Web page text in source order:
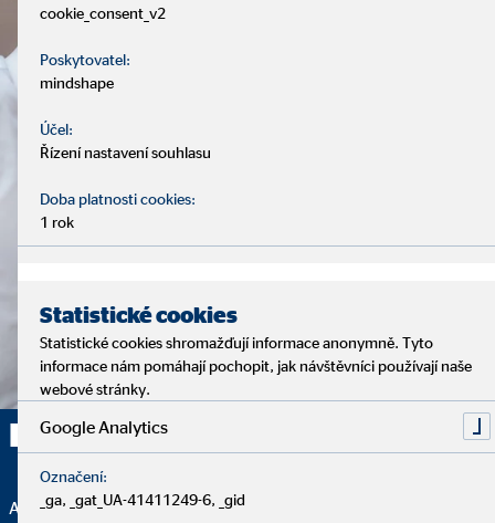
Radím systematicky
Analýza, poradenství a servis – to jsou pilíře našich služeb.
cookie_consent_v2
Poskytovatel:
mindshape
Účel:
Řízení nastavení souhlasu
Doba platnosti cookies:
1 rok
Statistické cookies
Statistické cookies shromažďují informace anonymně. Tyto
informace nám pomáhají pochopit, jak návštěvníci používají naše
webové stránky.
Google Analytics
Označení:
_ga, _gat_UA-41411249-6, _gid